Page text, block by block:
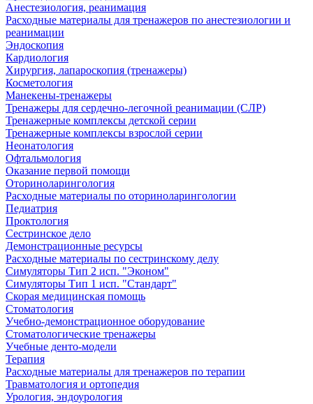
Анестезиология, реанимация
Расходные материалы для тренажеров по анестезиологии и
реанимации
Эндоскопия
Кардиология
Хирургия, лапароскопия (тренажеры)
Косметология
Манекены-тренажеры
Тренажеры для сердечно-легочной реанимации (СЛР)
Тренажерные комплексы детской серии
Тренажерные комплексы взрослой серии
Неонатология
Офтальмология
Оказание первой помощи
Оториноларингология
Расходные материалы по оториноларингологии
Педиатрия
Проктология
Сестринское дело
Демонстрационные ресурсы
Расходные материалы по сестринскому делу
Симуляторы Тип 2 исп. "Эконом"
Симуляторы Тип 1 исп. "Стандарт"
Скорая медицинская помощь
Стоматология
Учебно-демонстрационное оборудование
Стоматологические тренажеры
Учебные денто-модели
Терапия
Расходные материалы для тренажеров по терапии
Травматология и ортопедия
Урология, эндоурология